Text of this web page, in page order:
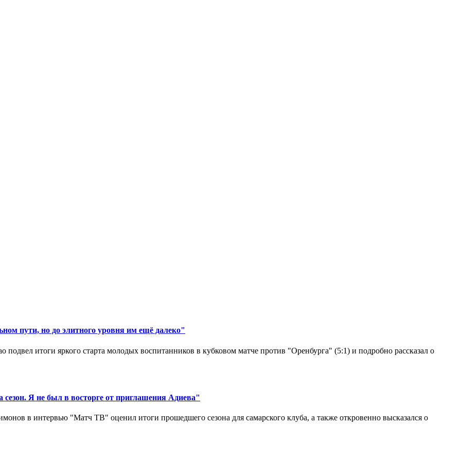
пути, но до элитного уровня им ещё далеко"
итоги яркого старта молодых воспитанников в кубковом матче против "Оренбурга" (5:1) и подробно рассказал о
Я не был в восторге от приглашения Адиева"
в интервью "Матч ТВ" оценил итоги прошедшего сезона для самарского клуба, а также откровенно высказался о